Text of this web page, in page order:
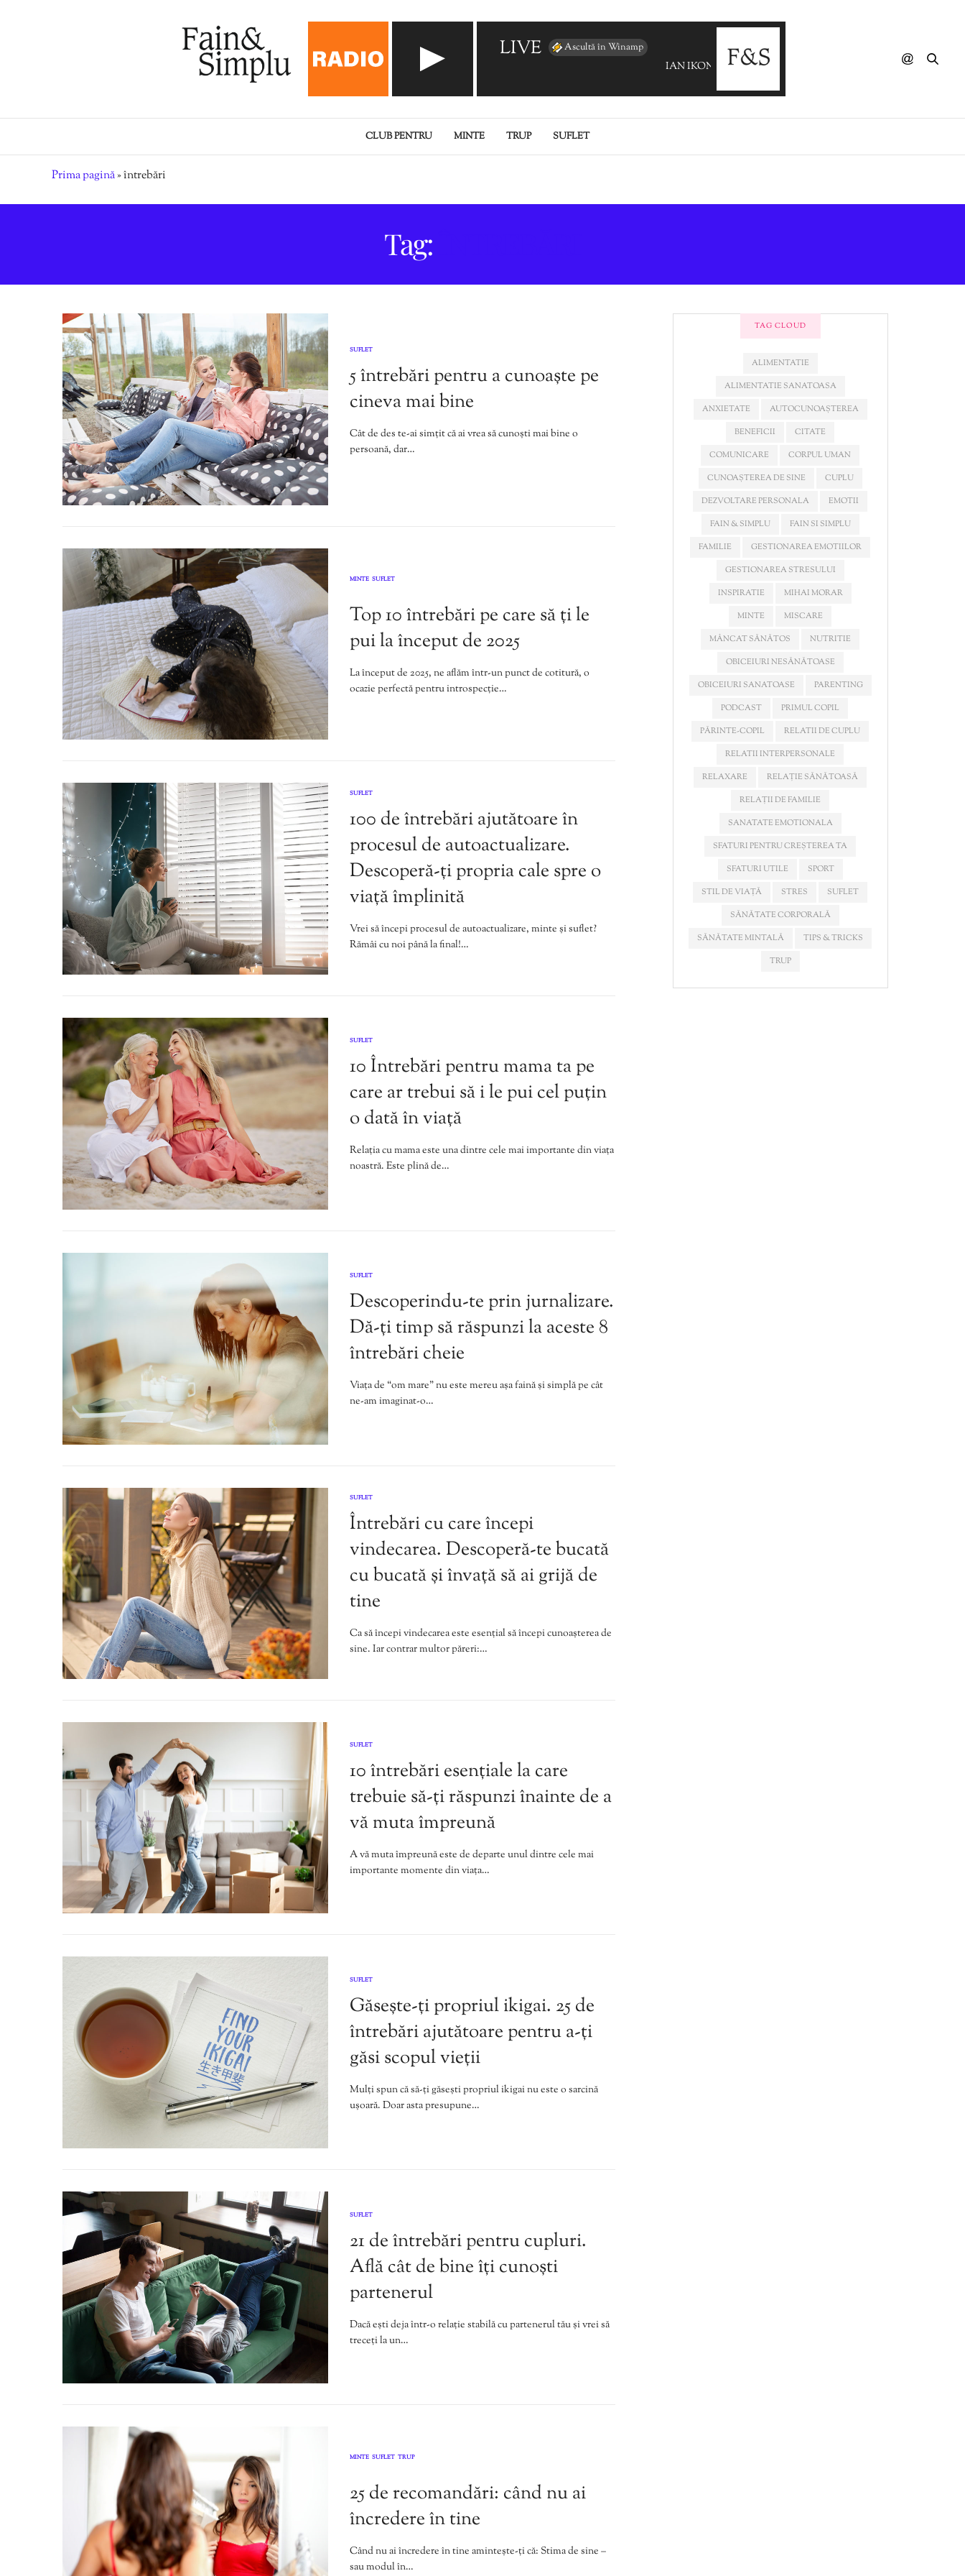
LIVE Ascultă în Winamp
IAN IKON - So Many Lies (MARIA ZLATANI)
CLUB PENTRU MINTE TRUP SUFLET
Prima pagină»întrebări
Tag:
SUFLET
5 întrebări pentru a cunoaște pe
cineva mai bine
Cât de des te-ai simțit că ai vrea să cunoști mai bine o
persoană, dar…
MINTE SUFLET
Top 10 întrebări pe care să ți le
pui la început de 2025
La început de 2025, ne aflăm într-un punct de cotitură, o
ocazie perfectă pentru introspecție…
SUFLET
100 de întrebări ajutătoare în
procesul de autoactualizare.
Descoperă-ți propria cale spre o
viață împlinită
Vrei să începi procesul de autoactualizare, minte și suflet?
Rămâi cu noi până la final!…
SUFLET
10 Întrebări pentru mama ta pe
care ar trebui să i le pui cel puțin
o dată în viață
Relația cu mama este una dintre cele mai importante din viața
noastră. Este plină de…
SUFLET
Descoperindu-te prin jurnalizare.
Dă-ți timp să răspunzi la aceste 8
întrebări cheie
Viața de “om mare” nu este mereu așa faină și simplă pe cât
ne-am imaginat-o…
SUFLET
Întrebări cu care începi
vindecarea. Descoperă-te bucată
cu bucată și învață să ai grijă de
tine
Ca să începi vindecarea este esențial să începi cunoașterea de
sine. Iar contrar multor păreri:…
SUFLET
10 întrebări esențiale la care
trebuie să-ți răspunzi înainte de a
vă muta împreună
A vă muta împreună este de departe unul dintre cele mai
importante momente din viața…
SUFLET
Găsește-ți propriul ikigai. 25 de
întrebări ajutătoare pentru a-ți
găsi scopul vieții
Mulți spun că să-ți găsești propriul ikigai nu este o sarcină
ușoară. Doar asta presupune…
SUFLET
21 de întrebări pentru cupluri.
Află cât de bine îți cunoști
partenerul
Dacă ești deja într-o relație stabilă cu partenerul tău și vrei să
treceți la un…
MINTE SUFLET TRUP
25 de recomandări: când nu ai
încredere în tine
Când nu ai încredere în tine amintește-ți că: Stima de sine –
sau modul în…
TAG CLOUD
ALIMENTATIE
ALIMENTATIE SANATOASA
ANXIETATE
AUTOCUNOAȘTEREA
BENEFICII
CITATE
COMUNICARE
CORPUL UMAN
CUNOAȘTEREA DE SINE
CUPLU
DEZVOLTARE PERSONALA
EMOTII
FAIN & SIMPLU
FAIN SI SIMPLU
FAMILIE
GESTIONAREA EMOTIILOR
GESTIONAREA STRESULUI
INSPIRATIE
MIHAI MORAR
MINTE
MISCARE
MÂNCAT SĂNĂTOS
NUTRITIE
OBICEIURI NESĂNĂTOASE
OBICEIURI SANATOASE
PARENTING
PODCAST
PRIMUL COPIL
PĂRINTE-COPIL
RELATII DE CUPLU
RELATII INTERPERSONALE
RELAXARE
RELAȚIE SĂNĂTOASĂ
RELAȚII DE FAMILIE
SANATATE EMOTIONALA
SFATURI PENTRU CREȘTEREA TA
SFATURI UTILE
SPORT
STIL DE VIAȚĂ
STRES
SUFLET
SĂNĂTATE CORPORALĂ
SĂNĂTATE MINTALĂ
TIPS & TRICKS
TRUP